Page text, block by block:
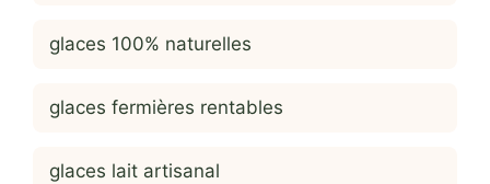
glaces 100% naturelles
glaces fermières rentables
glaces lait artisanal